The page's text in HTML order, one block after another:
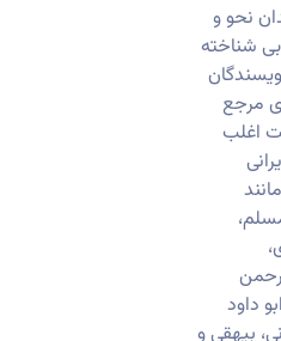
نحو و
شناخته
مرجع
اغلب
داود
بیهقی و